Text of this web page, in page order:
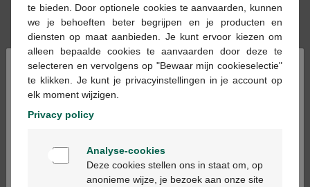
16,95 €
Commander
En stock en ligne
×
Bienvenue
te bieden. Door optionele cookies te aanvaarden, kunnen
we je behoeften beter begrijpen en je producten en
diensten op maat aanbieden. Je kunt ervoor kiezen om
alleen bepaalde cookies te aanvaarden door deze te
selecteren en vervolgens op "Bewaar mijn cookieselectie"
te klikken. Je kunt je privacyinstellingen in je account op
elk moment wijzigen.
Privacy policy
Analyse-cookies
Deze cookies stellen ons in staat om, op
anonieme wijze, je bezoek aan onze site